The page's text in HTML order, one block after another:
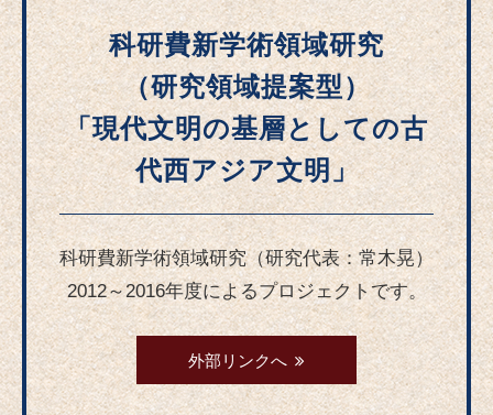
科研費新学術領域研究
（研究領域提案型）
「現代文明の基層としての古
代西アジア文明」
科研費新学術領域研究（研究代表：常木晃）
2012～2016年度によるプロジェクトです。
外部リンクへ